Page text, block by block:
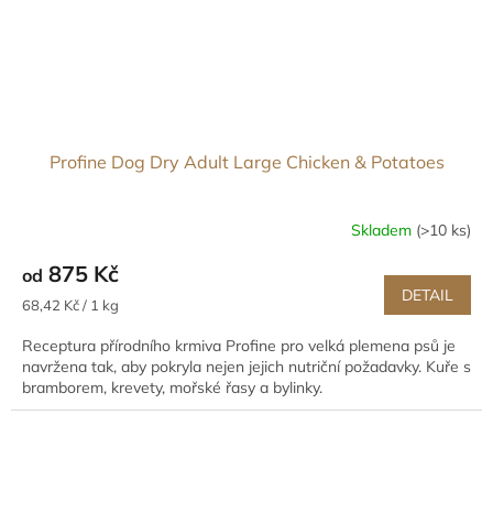
Profine Dog Dry Adult Large Chicken & Potatoes
Skladem (>10 ks)
od 875 Kč
Měrná
68,42 Kč / 1 kg DETAIL
Receptura přírodního krmiva Profine pro velká plemena psů je
navržena tak, aby pokryla nejen jejich nutriční požadavky. Kuře s
bramborem, krevety, mořské řasy a bylinky.